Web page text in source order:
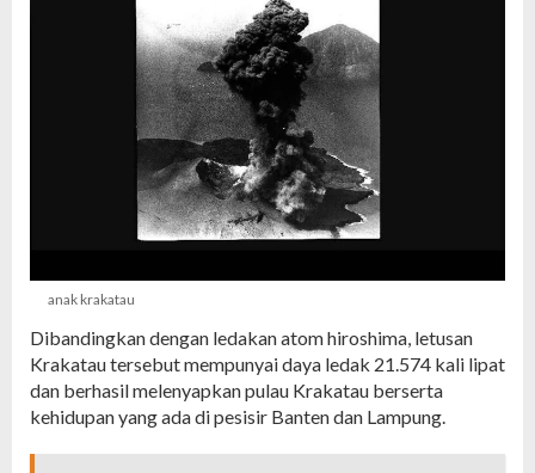
anak krakatau
Dibandingkan dengan ledakan atom hiroshima, letusan
Krakatau tersebut mempunyai daya ledak 21.574 kali lipat
dan berhasil melenyapkan pulau Krakatau berserta
kehidupan yang ada di pesisir Banten dan Lampung.